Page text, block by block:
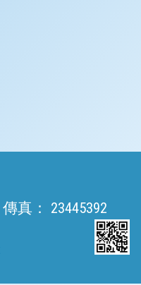
傳真： 23445392